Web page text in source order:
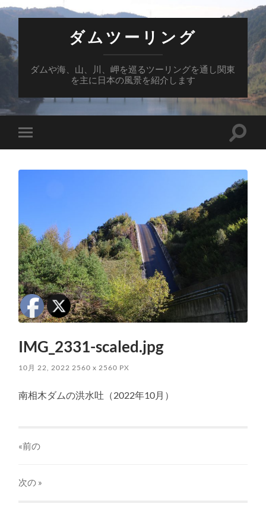
ダムツーリング
ダムや海、山、川、岬を巡るツーリングを通し関東
を主に日本の風景を紹介します
モ
バ
ル
切
り
替
え
る
検
ル
り
替
IMG_2331-scaled.jpg
10月 22, 2022 2560x 2560 PX
南相木ダムの洪水吐（2022年10月）
«前の
次の »